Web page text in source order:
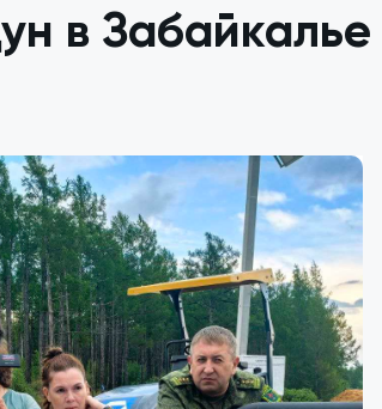
в Забайкалье